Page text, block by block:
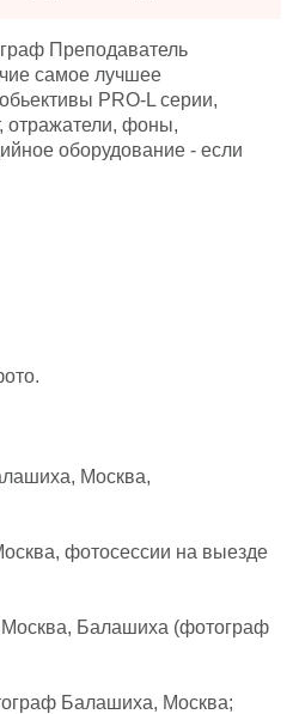
Преподаватель
самое лучшее
PRO-L серии,
отражатели, фоны,
оборудование - если
Москва,
фотосессии на выезде
Балашиха (фотограф
Балашиха, Москва;